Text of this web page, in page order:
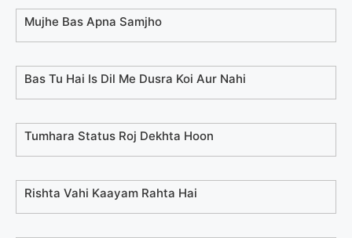
Mujhe Bas Apna Samjho
Bas Tu Hai Is Dil Me Dusra Koi Aur Nahi
Tumhara Status Roj Dekhta Hoon
Rishta Vahi Kaayam Rahta Hai